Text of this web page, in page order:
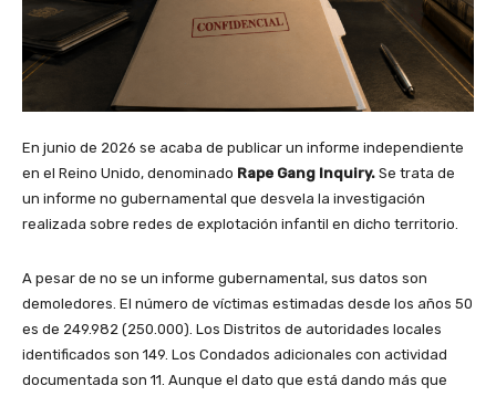
En junio de 2026 se acaba de publicar un informe independiente
en el Reino Unido, denominado Rape Gang Inquiry. Se trata de
un informe no gubernamental que desvela la investigación
realizada sobre redes de explotación infantil en dicho territorio.
A pesar de no se un informe gubernamental, sus datos son
demoledores. El número de víctimas estimadas desde los años 50
es de 249.982 (250.000). Los Distritos de autoridades locales
identificados son 149. Los Condados adicionales con actividad
documentada son 11. Aunque el dato que está dando más que